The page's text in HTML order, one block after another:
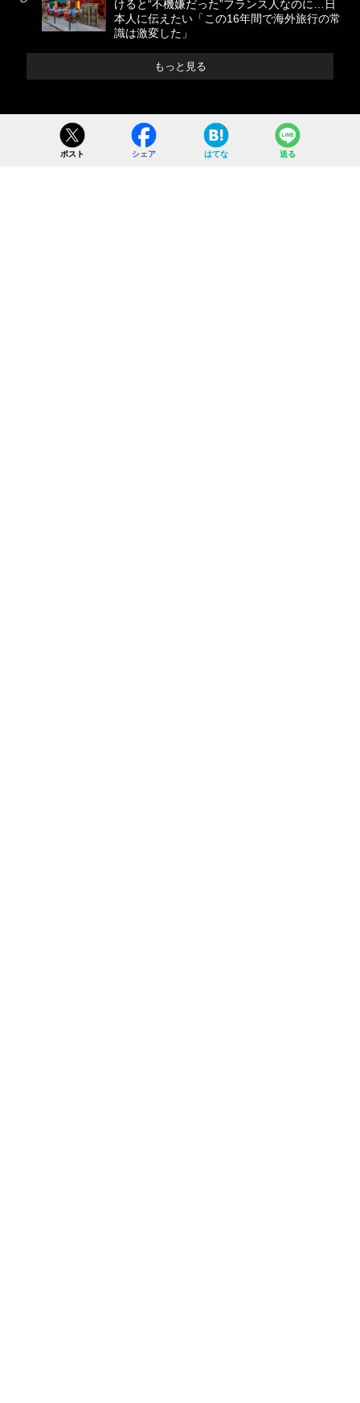
けると“不機嫌だった”フランス人なのに…日
本人に伝えたい「この16年間で海外旅行の常
識は激変した」
もっと見る
ポスト シェア はてな 送る